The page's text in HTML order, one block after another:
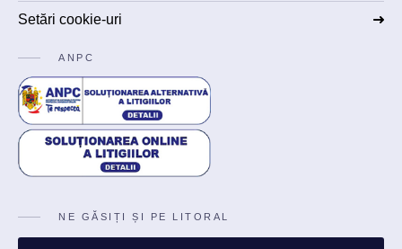
Setări cookie-uri
ANPC
NE GĂSIȚI ȘI PE LITORAL